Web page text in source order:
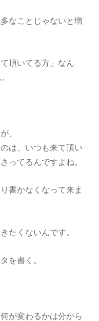
なことじゃないと増
頂いてる方」なん
、
は、いつも来て頂い
ってるんですよね。
書かなくなって来ま
たくないんです。
を書く。
が変わるかは分から